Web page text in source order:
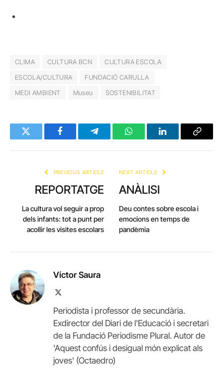
CLIMA CULTURA BCN
CULTURA ESCOLA
ESCOLA/CULTURA
FUNDACIÓ CARULLA
MEDI AMBIENT
Museu SOSTENIBILITAT
Twitter FacebookTelegramWhatsAppLinkedInCopy
PREVIOUS ARTICLE
REPORTATGE
La cultura vol seguir a prop
dels infants: tot a punt per
acollir les visites escolars
NEXT ARTICLE
ANÀLISI
Deu contes sobre escola i
emocions en temps de
pandèmia
Víctor Saura
Periodista i professor de secundària.
Exdirector del Diari de l'Educació i secretari
de la Fundació Periodisme Plural. Autor de
'Aquest confús i desigual món explicat als
joves' (Octaedro)